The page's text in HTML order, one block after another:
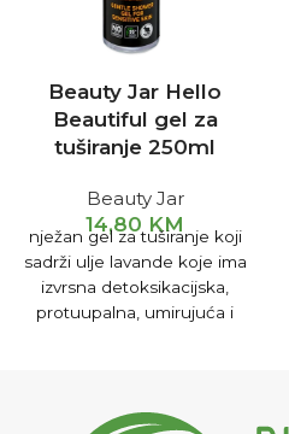
Beauty Jar Hello
Beautiful gel za
tuširanje 250ml
Beauty Jar
14,80 KM
nježan gel za tuširanje koji
sadrži ulje lavande koje ima
izvrsna detoksikacijska,
protuupalna, umirujuća i